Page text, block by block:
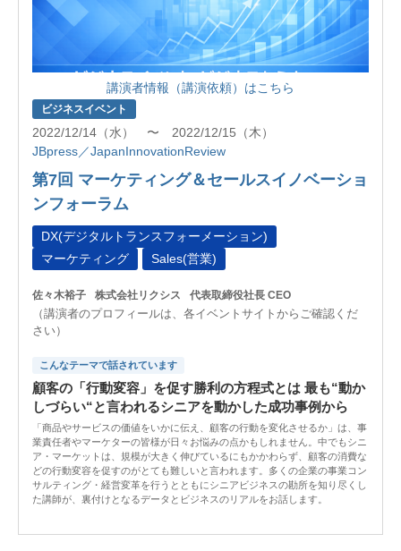
講演者情報（講演依頼）はこちら
ビジネスイベント
2022/12/14（水） 〜 2022/12/15（木）
JBpress／JapanInnovationReview
第7回 マーケティング＆セールスイノベーショ
ンフォーラム
DX(デジタルトランスフォーメーション)
マーケティング
Sales(営業)
佐々木裕子 株式会社リクシス 代表取締役社長 CEO
（講演者のプロフィールは、各イベントサイトからご確認くだ
さい）
こんなテーマで話されています
顧客の「行動変容」を促す勝利の方程式とは 最も“動か
しづらい“と言われるシニアを動かした成功事例から
「商品やサービスの価値をいかに伝え、顧客の行動を変化させるか」は、事
業責任者やマーケターの皆様が日々お悩みの点かもしれません。中でもシニ
ア・マーケットは、規模が大きく伸びているにもかかわらず、顧客の消費な
どの行動変容を促すのがとても難しいと言われます。多くの企業の事業コン
サルティング・経営変革を行うとともにシニアビジネスの勘所を知り尽くし
た講師が、裏付けとなるデータとビジネスのリアルをお話します。